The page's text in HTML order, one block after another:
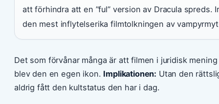
att förhindra att en ”ful” version av Dracula
den mest inflytelserika filmtolkningen av
Det som förvånar många är att filmen i juridisk
blev den en egen ikon. Implikationen: Utan den
aldrig fått den kultstatus den har i dag.